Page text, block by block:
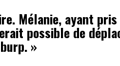
Mélanie, ayant
possible de
»